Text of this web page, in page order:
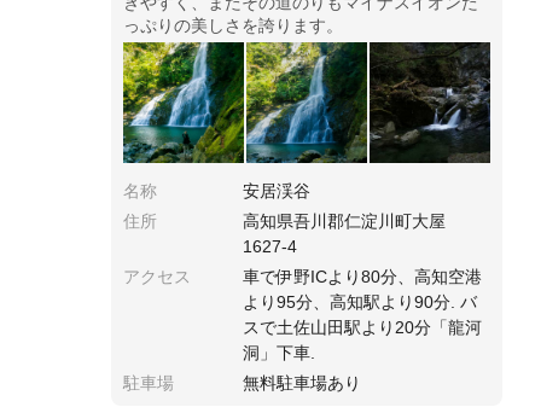
っぷりの美しさを誇ります。
名称
安居渓谷
住所
高知県吾川郡仁淀川町大屋
1627-4
アクセス
車で伊野ICより80分、高知空港
より95分、高知駅より90分. バ
スで土佐山田駅より20分「龍河
洞」下車.
駐車場
無料駐車場あり